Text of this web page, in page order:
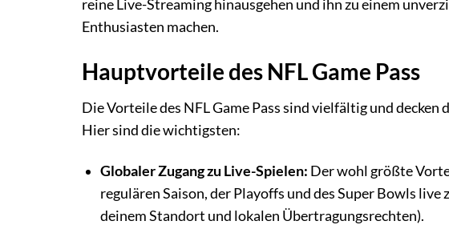
reine Live-Streaming hinausgehen und ihn zu einem
Enthusiasten machen.
Hauptvorteile des NFL Game Pass
Die Vorteile des NFL Game Pass sind vielfältig und
Hier sind die wichtigsten:
Globaler Zugang zu Live-Spielen: Der wohl größte
regulären Saison, der Playoffs und des Super Bowls
deinem Standort und lokalen Übertragungsrechten).